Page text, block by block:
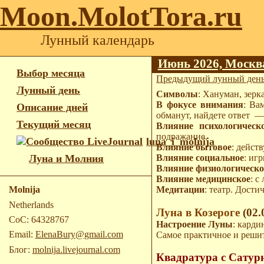
Moon.MolotTora.ru
Лунный календарь
Выбор месяца
Лунный день
Описание дней
Текущий месяц
luna_i_molnija
Луна и Молния
Molnija
Netherlands
CoC: 64328767
Email: ElenaBury@gmail.com
Блог: molnija.livejournal.com
Июнь 2026,
Предыдущий лунный
Символы: Хануман,
В фокусе внимания:
обманут, найдете ответ
Влияние
подражание.
Влияние бытовое:
Влияние социальное:
Влияние
Влияние медицинское: с
Медитации: театр.
Луна в Козероге
Настроение Луны:
Самое практичное и
Квадратура с